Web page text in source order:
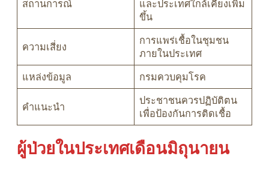
สถานการณ์
และประเทศใกล้เคียงเพิ่ม
ขึ้น
ความเสี่ยง
การแพร่เชื้อในชุมชน
ภายในประเทศ
แหล่งข้อมูล
กรมควบคุมโรค
คำแนะนำ
ประชาชนควรปฏิบัติตน
เพื่อป้องกันการติดเชื้อ
ผู้ป่วยในประเทศเดือนมิถุนายน